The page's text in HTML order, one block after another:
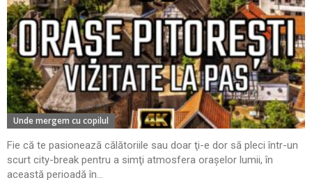
Unde mergem cu copilul
Fie că te pasionează călătoriile sau doar ţi-e dor să pleci într-un
scurt city-break pentru a simţi atmosfera oraşelor lumii, în
această perioadă în...